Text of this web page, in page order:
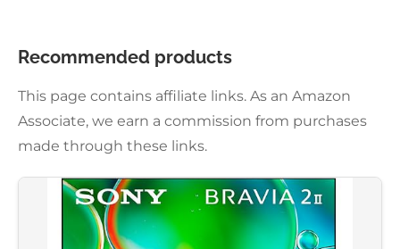
Recommended products
This page contains affiliate links. As an Amazon
Associate, we earn a commission from purchases
made through these links.